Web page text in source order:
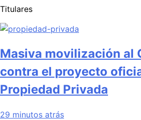
Titulares
Masiva movilización al
contra el proyecto
Propiedad Privada
29 minutos atrás